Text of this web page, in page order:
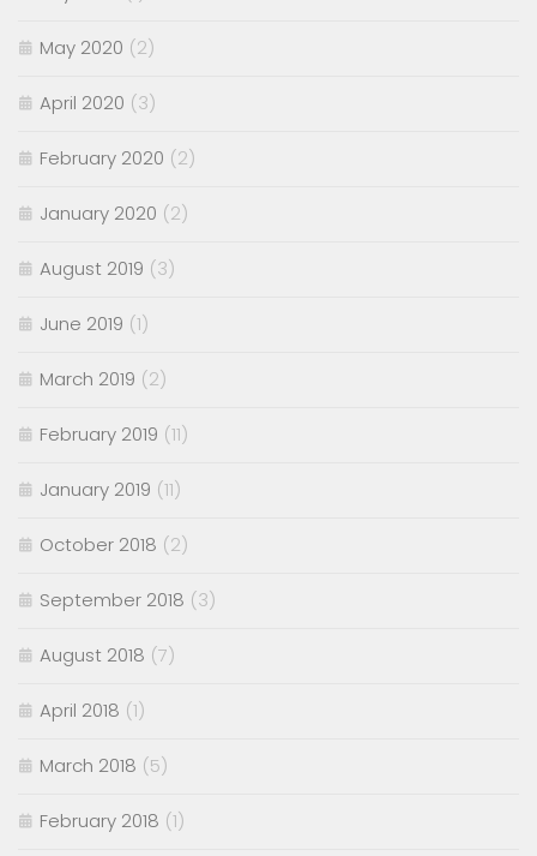
May 2020 (2)
April 2020 (3)
February 2020 (2)
January 2020 (2)
August 2019 (3)
June 2019 (1)
March 2019 (2)
February 2019 (11)
January 2019 (11)
October 2018 (2)
September 2018 (3)
August 2018 (7)
April 2018 (1)
March 2018 (5)
February 2018 (1)